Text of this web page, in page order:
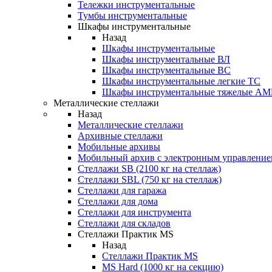
Тележки инструментальные
Тумбы инструментальные
Шкафы инструментальные
Назад
Шкафы инструментальные
Шкафы инструментальные ВЛ
Шкафы инструментальные ВС
Шкафы инструментальные легкие ТС
Шкафы инструментальные тяжелые
Металлические стеллажи
Назад
Металлические стеллажи
Архивные стеллажи
Мобильные архивы
Мобильный архив с электронным
Стеллажи SB (2100 кг на стеллаж)
Стеллажи SBL (750 кг на стеллаж)
Стеллажи для гаража
Стеллажи для дома
Стеллажи для инструмента
Стеллажи для складов
Стеллажи Практик MS
Назад
Стеллажи Практик MS
MS Hard (1000 кг на секцию)